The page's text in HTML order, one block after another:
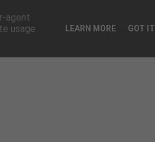
CONTATTI
agent
usage
LEARN MORE GOT IT